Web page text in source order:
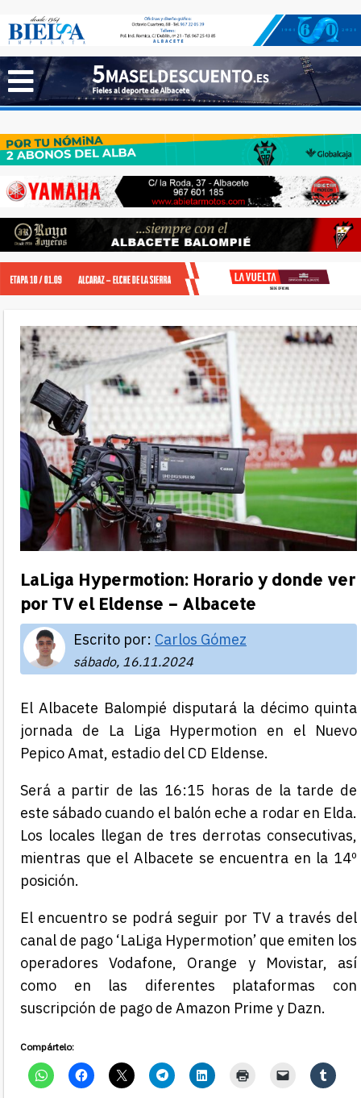
LaLiga Hypermotion: Horario y donde ver
por TV el Eldense – Albacete
Escrito por: Carlos Gómez
sábado, 16.11.2024
El Albacete Balompié disputará la décimo quinta
jornada de La Liga Hypermotion en el Nuevo
Pepico Amat, estadio del CD Eldense.
Será a partir de las 16:15 horas de la tarde de
este sábado cuando el balón eche a rodar en Elda.
Los locales llegan de tres derrotas consecutivas,
mientras que el Albacete se encuentra en la 14º
posición.
El encuentro se podrá seguir por TV a través del
canal de pago ‘LaLiga Hypermotion’ que emiten los
operadores Vodafone, Orange y Movistar, así
como en las diferentes plataformas con
suscripción de pago de Amazon Prime y Dazn.
Compártelo: